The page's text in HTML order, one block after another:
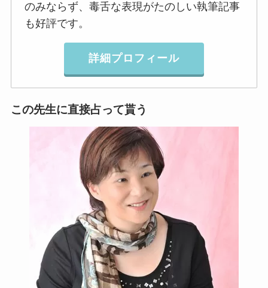
のみならず、毒舌な表現がたのしい執筆記事
も好評です。
詳細プロフィール
この先生に直接占って貰う